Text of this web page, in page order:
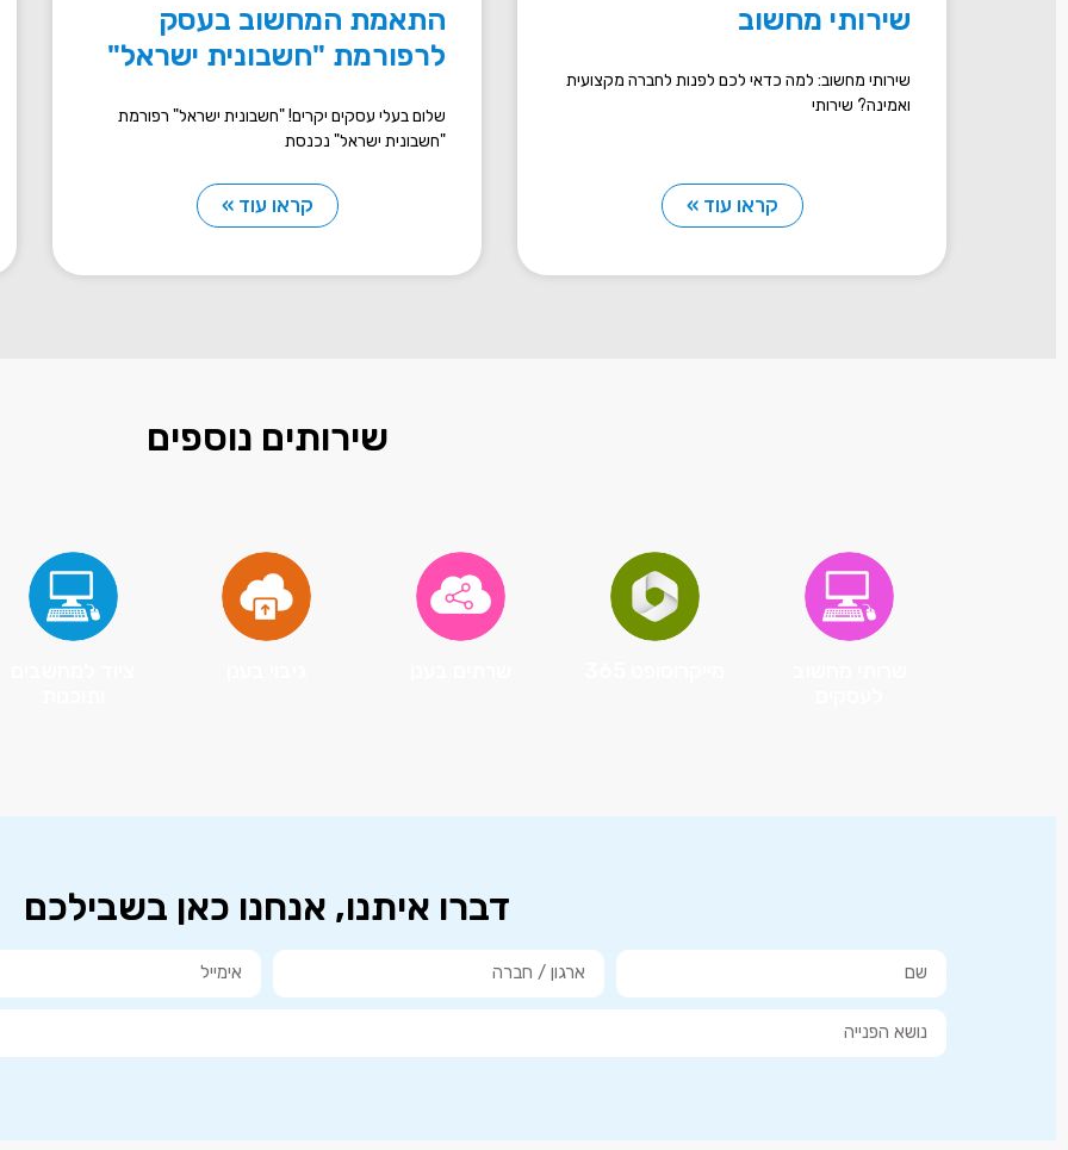
שירותי מחשוב
שירותי מחשוב: למה כדאי לכם לפנות לחברה מקצועית
ואמינה? שירותי
קראו עוד »
התאמת המחשוב בעסק
לרפורמת "חשבונית ישראל"
שלום בעלי עסקים יקרים! "חשבונית ישראל" רפורמת
"חשבונית ישראל" נכנסת
קראו עוד »
שירותים נוספים
דברו איתנו, אנחנו כאן בשבילכם